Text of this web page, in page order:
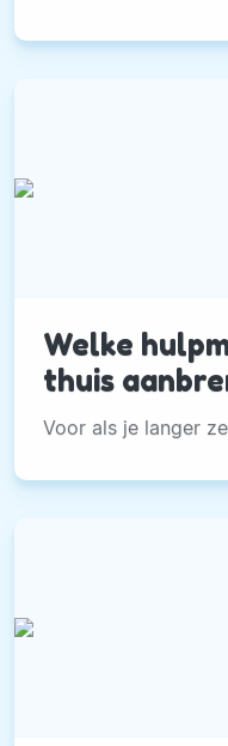
Welke
thuis
Voor als je langer